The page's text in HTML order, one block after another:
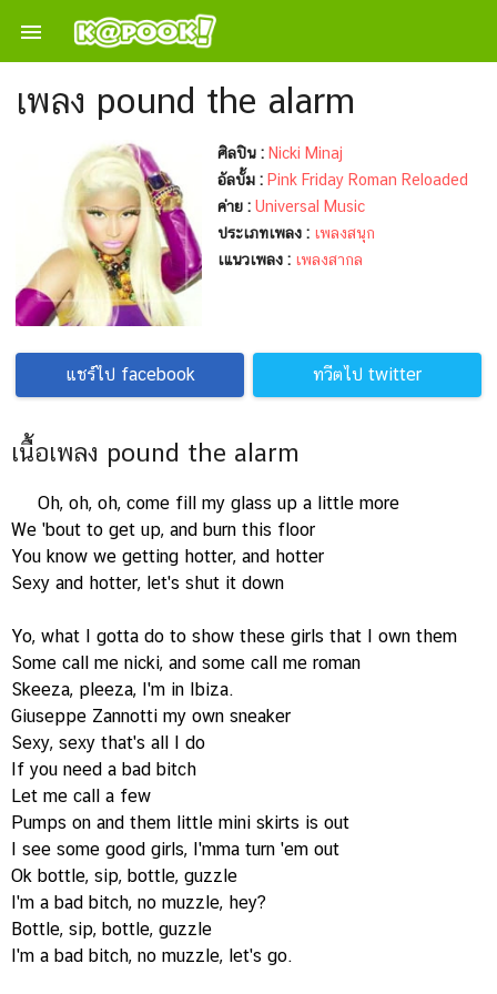

เพลง pound the alarm
ศิลปิน : Nicki Minaj
อัลบั้ม : Pink Friday Roman Reloaded
ค่าย : Universal Music
ประเภทเพลง : เพลงสนุก
เแนวเพลง : เพลงสากล
แชร์ไป facebook ทวีตไป twitter
เนื้อเพลง pound the alarm
Oh, oh, oh, come fill my glass up a little more
We 'bout to get up, and burn this floor
You know we getting hotter, and hotter
Sexy and hotter, let's shut it down
Yo, what I gotta do to show these girls that I own them
Some call me nicki, and some call me roman
Skeeza, pleeza, I'm in Ibiza.
Giuseppe Zannotti my own sneaker
Sexy, sexy that's all I do
If you need a bad bitch
Let me call a few
Pumps on and them little mini skirts is out
I see some good girls, I'mma turn 'em out
Ok bottle, sip, bottle, guzzle
I'm a bad bitch, no muzzle, hey?
Bottle, sip, bottle, guzzle
I'm a bad bitch, no muzzle, let's go.